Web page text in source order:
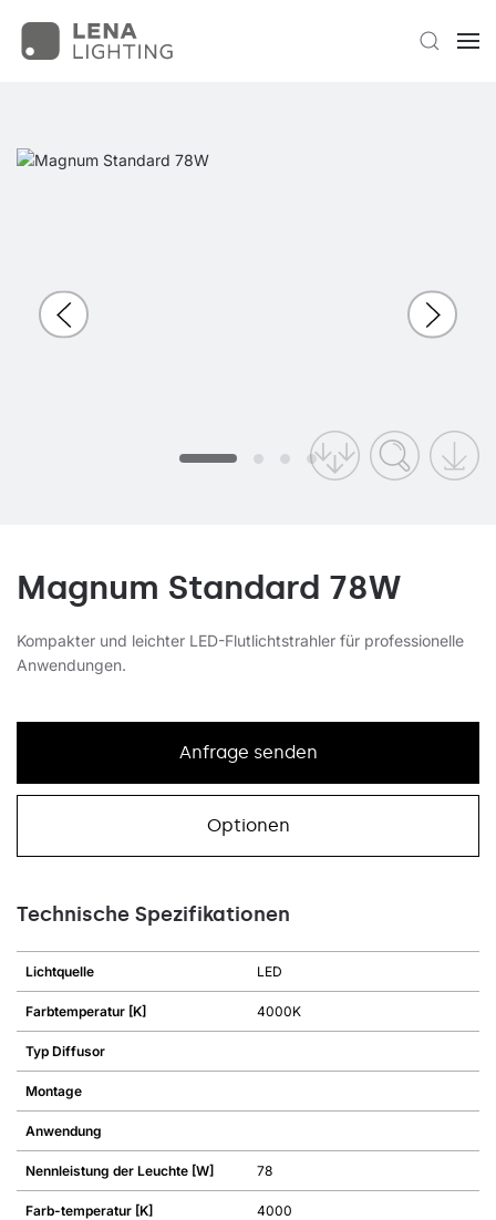
Magnum Standard 78W
Kompakter und leichter LED-Flutlichtstrahler für professionelle
Anwendungen.
Anfrage senden
Optionen
Technische Spezifikationen
Lichtquelle LED
Farbtemperatur [K] 4000K
Typ Diffusor
Montage
Anwendung
Nennleistung der Leuchte [W] 78
Farb-temperatur [K] 4000